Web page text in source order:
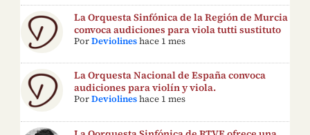
La Orquesta Sinfónica de la Región de Murcia
convoca audiciones para viola tutti sustituto
PorDeviolines hace 1 mes
La Orquesta Nacional de España convoca
audiciones para violín y viola.
PorDeviolines hace 1 mes